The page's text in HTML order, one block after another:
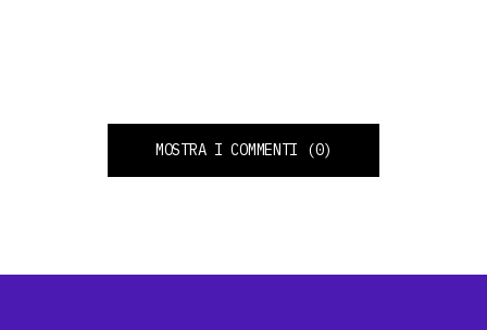
MOSTRA I COMMENTI (0)